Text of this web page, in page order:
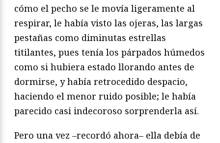
cómo el pecho se le movía ligeramente al
respirar, le había visto las ojeras, las largas
pestañas como diminutas estrellas
titilantes, pues tenía los párpados húmedos
como si hubiera estado llorando antes de
dormirse, y había retrocedido despacio,
haciendo el menor ruido posible; le había
parecido casi indecoroso sorprenderla así.
Pero una vez –recordó ahora– ella debía de